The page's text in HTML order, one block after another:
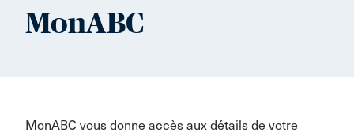
MonABC
MonABC vous donne accès aux détails de votre